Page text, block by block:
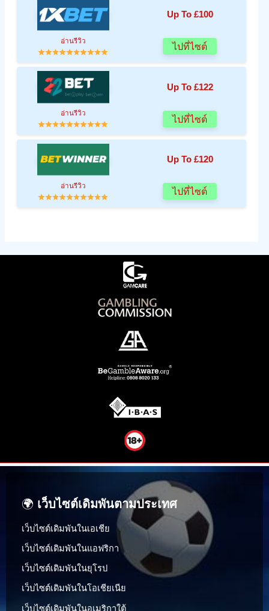
Up To £100
อ่านรีวิว
ไปที่ไซต์
Up To £122
อ่านรีวิว
ไปที่ไซต์
Up To £120
อ่านรีวิว
ไปที่ไซต์
🌍 เว็บไซต์เดิมพันตามประเทศ
เว็บไซต์เดิมพันในเอเชีย
เว็บไซต์เดิมพันในแอฟริกา
เว็บไซต์เดิมพันในยุโรป
เว็บไซต์เดิมพันในโอเชียเนีย
เว็บไซต์เดิมพันในอเมริกาใต้